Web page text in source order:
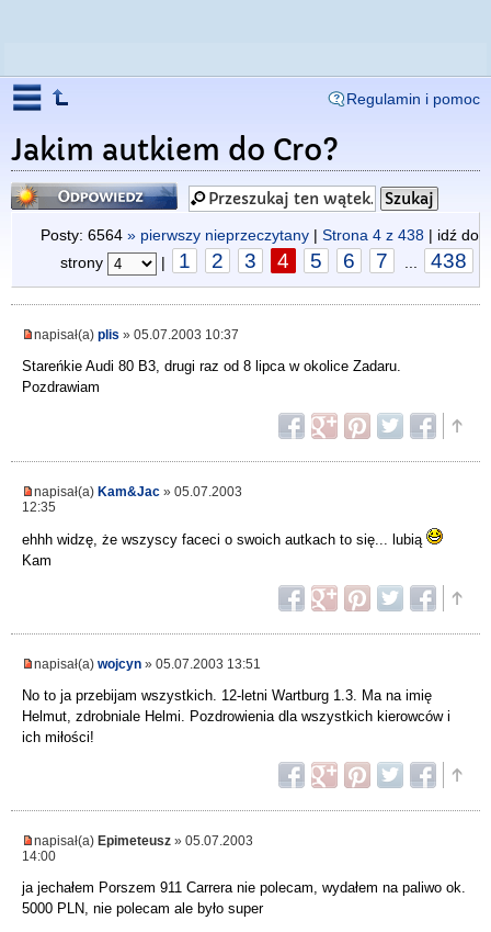
Regulamin i pomoc
Jakim autkiem do Cro?
Odpowiedz
Posty: 6564 » pierwszy nieprzeczytany | Strona 4 z 438 | idź do
strony
| 1 2 3 4 5 6 7 438
napisał(a) plis » 05.07.2003 10:37
Stareńkie Audi 80 B3, drugi raz od 8 lipca w okolice Zadaru.
Pozdrawiam
napisał(a) Kam&Jac » 05.07.2003
12:35
ehhh widzę, że wszyscy faceci o swoich autkach to się... lubią
Kam
napisał(a) wojcyn » 05.07.2003 13:51
No to ja przebijam wszystkich. 12-letni Wartburg 1.3. Ma na imię
Helmut, zdrobniale Helmi. Pozdrowienia dla wszystkich kierowców i
ich miłości!
napisał(a) Epimeteusz » 05.07.2003
14:00
ja jechałem Porszem 911 Carrera nie polecam, wydałem na paliwo ok.
5000 PLN, nie polecam ale było super